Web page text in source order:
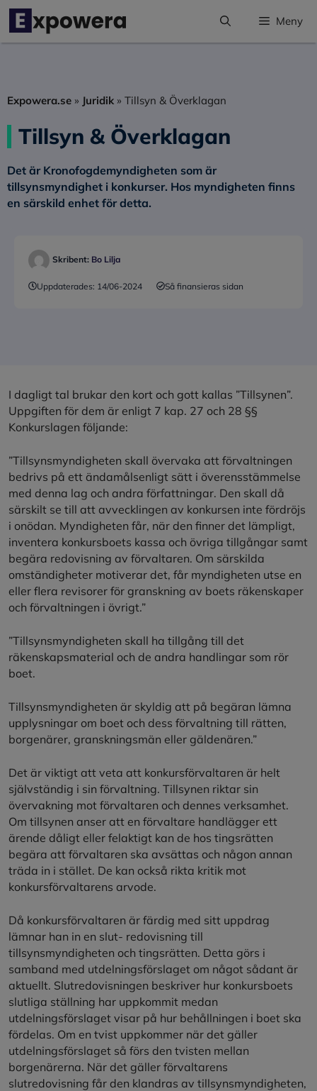
Hoppa
innehåll
Meny
Expowera.se » Juridik » Tillsyn & Överklagan
Tillsyn & Överklagan
Det är Kronofogdemyndigheten som är
tillsynsmyndighet i konkurser. Hos myndigheten finns
en särskild enhet för detta.
Skribent: Bo Lilja
Uppdaterades: 14/06-2024 Så finansieras sidan
I dagligt tal brukar den kort och gott kallas ”Tillsynen”.
Uppgiften för dem är enligt 7 kap. 27 och 28 §§
Konkurslagen följande:
”Tillsynsmyndigheten skall övervaka att förvaltningen
bedrivs på ett ändamålsenligt sätt i överensstämmelse
med denna lag och andra författningar. Den skall då
särskilt se till att avvecklingen av konkursen inte fördröjs
i onödan. Myndigheten får, när den finner det lämpligt,
inventera konkursboets kassa och övriga tillgångar samt
begära redovisning av förvaltaren. Om särskilda
omständigheter motiverar det, får myndigheten utse en
eller flera revisorer för granskning av boets räkenskaper
och förvaltningen i övrigt.”
”Tillsynsmyndigheten skall ha tillgång till det
räkenskapsmaterial och de andra handlingar som rör
boet.
Tillsynsmyndigheten är skyldig att på begäran lämna
upplysningar om boet och dess förvaltning till rätten,
borgenärer, granskningsmän eller gäldenären.”
Det är viktigt att veta att konkursförvaltaren är helt
självständig i sin förvaltning. Tillsynen riktar sin
övervakning mot förvaltaren och dennes verksamhet.
Om tillsynen anser att en förvaltare handlägger ett
ärende dåligt eller felaktigt kan de hos tingsrätten
begära att förvaltaren ska avsättas och någon annan
träda in i stället. De kan också rikta kritik mot
konkursförvaltarens arvode.
Då konkursförvaltaren är färdig med sitt uppdrag
lämnar han in en slut- redovisning till
tillsynsmyndigheten och tingsrätten. Detta görs i
samband med utdelningsförslaget om något sådant är
aktuellt. Slutredovisningen beskriver hur konkursboets
slutliga ställning har uppkommit medan
utdelningsförslaget visar på hur behållningen i boet ska
fördelas. Om en tvist uppkommer när det gäller
utdelningsförslaget så förs den tvisten mellan
borgenärerna. När det gäller förvaltarens
slutredovisning får den klandras av tillsynsmyndigheten,